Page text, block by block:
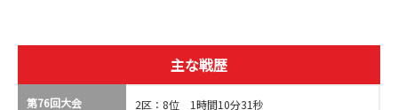
主な戦歴
第76回大会 2区：8位 1時間10分31秒